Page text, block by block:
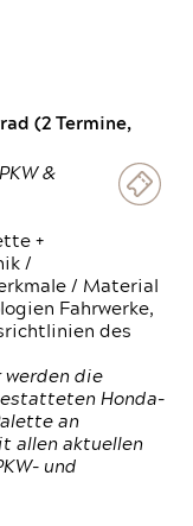
(2 Termine,
&
+
/
/ Material
Fahrwerke,
des
werden die
Honda-
an
allen aktuellen
und